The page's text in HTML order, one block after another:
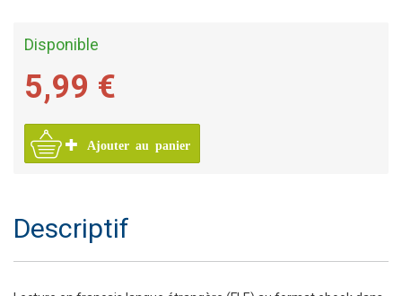
Disponible
5,99 €
Ajouter au panier
Descriptif